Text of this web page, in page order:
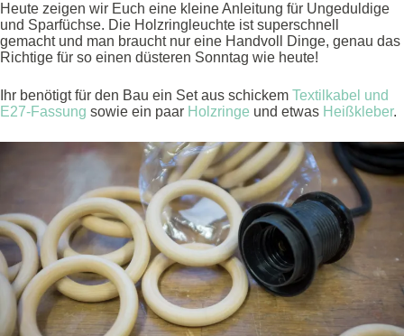
Heute zeigen wir Euch eine kleine Anleitung für Ungeduldige
und Sparfüchse. Die Holzringleuchte ist superschnell
gemacht und man braucht nur eine Handvoll Dinge, genau das
Richtige für so einen düsteren Sonntag wie heute!
Ihr benötigt für den Bau ein Set aus schickem Textilkabel und
E27-Fassung sowie ein paar Holzringe und etwas Heißkleber.